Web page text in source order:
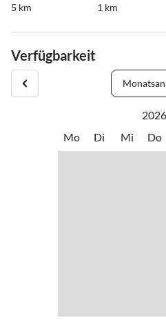
5 km 1 km
Verfügbarkeit
2026
Mo
Di Mi Do